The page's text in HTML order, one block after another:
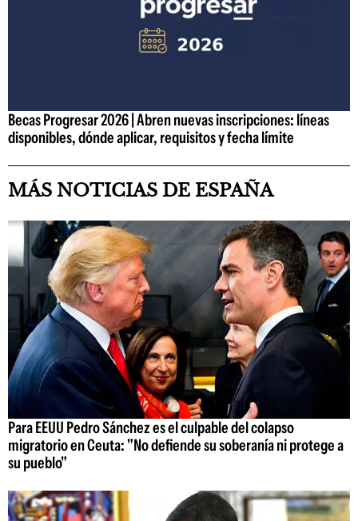
Becas Progresar 2026 | Abren nuevas inscripciones: líneas
disponibles, dónde aplicar, requisitos y fecha límite
MÁS NOTICIAS DE ESPAÑA
Para EEUU Pedro Sánchez es el culpable del colapso
migratorio en Ceuta: "No defiende su soberanía ni protege a
su pueblo"